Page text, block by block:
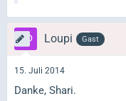
Loupi Gast
15. Juli 2014
Danke, Shari.